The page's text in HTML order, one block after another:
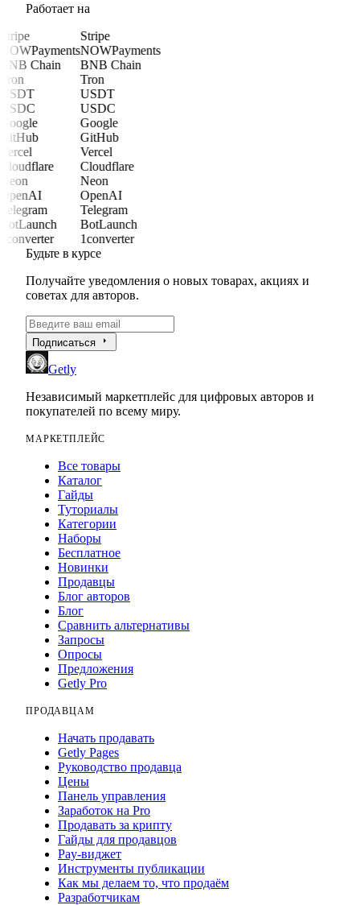
Работает на
Stripe
NOWPayments
BNB Chain
Tron
USDT
USDC
Google
GitHub
Vercel
Cloudflare
Neon
OpenAI
Telegram
BotLaunch
1converter
Stripe
NOWPayments
BNB Chain
Tron
USDT
USDC
Google
GitHub
Vercel
Cloudflare
Neon
OpenAI
Telegram
BotLaunch
1converter
Будьте в курсе
Получайте уведомления о новых товарах, акциях и
советах для авторов.
Подписаться arrow_right
Getly
Независимый маркетплейс для цифровых авторов и
покупателей по всему миру.
МАРКЕТПЛЕЙС
Все товары
Каталог
Гайды
Туториалы
Категории
Наборы
Бесплатное
Новинки
Продавцы
Блог авторов
Блог
Сравнить альтернативы
Запросы
Опросы
Предложения
Getly Pro
ПРОДАВЦАМ
Начать продавать
Getly Pages
Руководство продавца
Цены
Панель управления
Заработок на Pro
Продавать за крипту
Гайды для продавцов
Pay-виджет
Инструменты публикации
Как мы делаем то, что продаём
Разработчикам